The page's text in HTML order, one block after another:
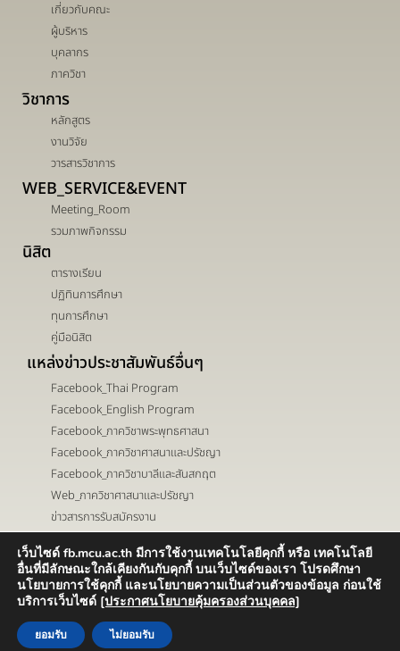
เกี่ยวกับคณะ
ผู้บริหาร
บุคลากร
ภาควิชา
วิชาการ
หลักสูตร
งานวิจัย
วารสารวิชาการ
WEB_SERVICE&EVENT
Meeting_Room
รวมภาพกิจกรรม
นิสิต
ตารางเรียน
ปฏิทินการศึกษา
ทุนการศึกษา
คู่มือนิสิต
แหล่งข่าวประชาสัมพันธ์อื่นๆ
Facebook_Thai Program
Facebook_English Program
Facebook_ภาควิชาพระพุทธศาสนา
Facebook_ภาควิชาศาสนาและปรัชญา
Facebook_ภาควิชาบาลีและสันสกฤต
Web_ภาควิชาศาสนาและปรัชญา
ข่าวสารการรับสมัครงาน
เส้นทาง -> ติดต่อ ->
Copyright ©2025 Faculty of Buddhism. All rights reserved
เว็บไซด์ fb.mcu.ac.th มีการใช้งานเทคโนโลยีคุกกี้ หรือ เทคโนโลยี
อื่นที่มีลักษณะใกล้เคียงกันกับคุกกี้ บนเว็บไซด์ของเรา โปรดศึกษา
นโยบายการใช้คุกกี้ และนโยบายความเป็นส่วนตัวของข้อมูล ก่อนใช้
บริการเว็บไซด์ [ประกาศนโยบายคุ้มครองส่วนบุคคล]
ยอมรับ ไม่ยอมรับ